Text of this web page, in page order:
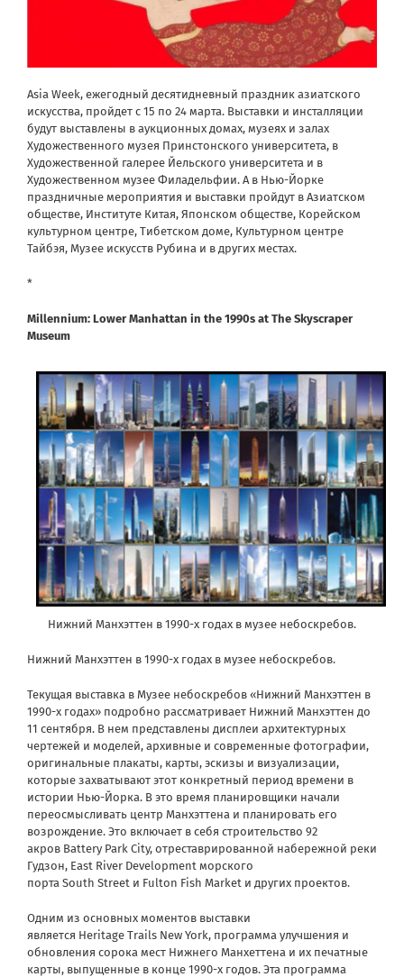
Asia Week, ежегодный десятидневный праздник азиатского
искусства, пройдет с 15 по 24 марта. Выставки и инсталляции
будут выставлены в аукционных домах, музеях и залах
Художественного музея Принстонского университета, в
Художественной галерее Йельского университета и в
Художественном музее Филадельфии. А в Нью-Йорке
праздничные мероприятия и выставки пройдут в Азиатском
обществе, Институте Китая, Японском обществе, Корейском
культурном центре, Тибетском доме, Культурном центре
Тайбэя, Музее искусств Рубина и в других местах.
*
Millennium: Lower Manhattan in the 1990s at The Skyscraper
Museum
Нижний Манхэттен в 1990-х годах в музее небоскребов.
Нижний Манхэттен в 1990-х годах в музее небоскребов.
Текущая выставка в Музее небоскребов «Нижний Манхэттен в
1990-х годах» подробно рассматривает Нижний Манхэттен до
11 сентября. В нем представлены дисплеи архитектурных
чертежей и моделей, архивные и современные фотографии,
оригинальные плакаты, карты, эскизы и визуализации,
которые захватывают этот конкретный период времени в
истории Нью-Йорка. В это время планировщики начали
переосмысливать центр Манхэттена и планировать его
возрождение. Это включает в себя строительство 92
акров Battery Park City, отреставрированной набережной реки
Гудзон, East River Development морского
порта South Street и Fulton Fish Market и других проектов.
Одним из основных моментов выставки
является Heritage Trails New York, программа улучшения и
обновления сорока мест Нижнего Манхеттена и их печатные
карты, выпущенные в конце 1990-х годов. Эта программа